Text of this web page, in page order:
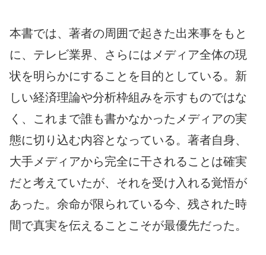
本書では、著者の周囲で起きた出来事をもと
に、テレビ業界、さらにはメディア全体の現
状を明らかにすることを目的としている。新
しい経済理論や分析枠組みを示すものではな
く、これまで誰も書かなかったメディアの実
態に切り込む内容となっている。著者自身、
大手メディアから完全に干されることは確実
だと考えていたが、それを受け入れる覚悟が
あった。余命が限られている今、残された時
間で真実を伝えることこそが最優先だった。